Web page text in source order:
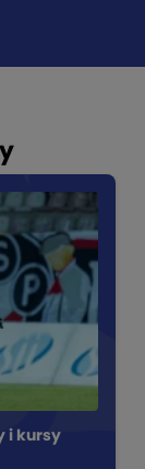
i kursy